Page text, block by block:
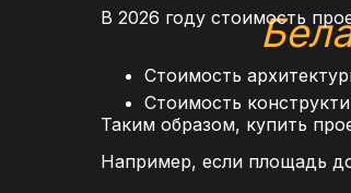
В 2026 году стоимость
Стоимость
Стоимость
Таким образом, купить
Например, если площадь